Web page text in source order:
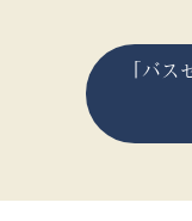
「バス